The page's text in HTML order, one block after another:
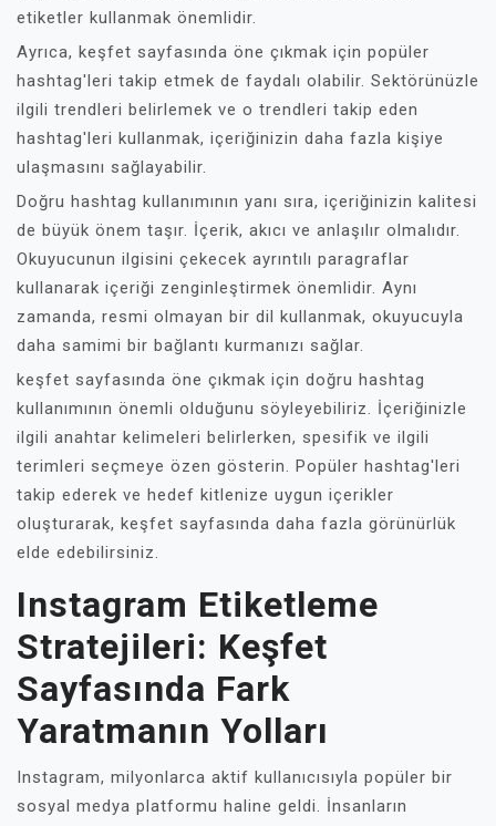
etiketler kullanmak önemlidir.
Ayrıca, keşfet sayfasında öne çıkmak için popüler
hashtag'leri takip etmek de faydalı olabilir. Sektörünüzle
ilgili trendleri belirlemek ve o trendleri takip eden
hashtag'leri kullanmak, içeriğinizin daha fazla kişiye
ulaşmasını sağlayabilir.
Doğru hashtag kullanımının yanı sıra, içeriğinizin kalitesi
de büyük önem taşır. İçerik, akıcı ve anlaşılır olmalıdır.
Okuyucunun ilgisini çekecek ayrıntılı paragraflar
kullanarak içeriği zenginleştirmek önemlidir. Aynı
zamanda, resmi olmayan bir dil kullanmak, okuyucuyla
daha samimi bir bağlantı kurmanızı sağlar.
keşfet sayfasında öne çıkmak için doğru hashtag
kullanımının önemli olduğunu söyleyebiliriz. İçeriğinizle
ilgili anahtar kelimeleri belirlerken, spesifik ve ilgili
terimleri seçmeye özen gösterin. Popüler hashtag'leri
takip ederek ve hedef kitlenize uygun içerikler
oluşturarak, keşfet sayfasında daha fazla görünürlük
elde edebilirsiniz.
Instagram Etiketleme
Stratejileri: Keşfet
Sayfasında Fark
Yaratmanın Yolları
Instagram, milyonlarca aktif kullanıcısıyla popüler bir
sosyal medya platformu haline geldi. İnsanların